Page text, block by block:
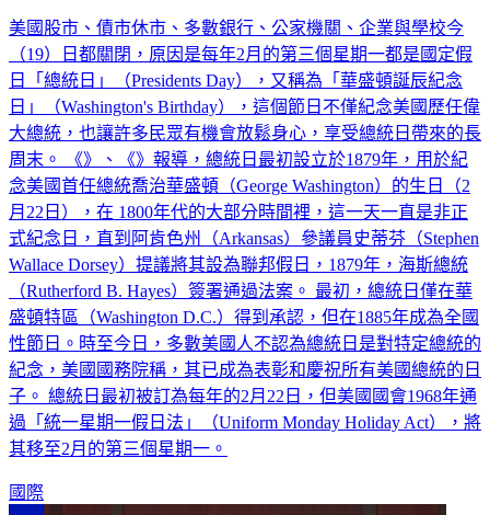
美國股市、債市休市、多數銀行、公家機關、企業與學校今
（19）日都關閉，原因是每年2月的第三個星期一都是國定假
日「總統日」（Presidents Day），又稱為「華盛頓誕辰紀念
日」（Washington's Birthday），這個節日不僅紀念美國歷任偉
大總統，也讓許多民眾有機會放鬆身心，享受總統日帶來的長
周末。 《》、《》報導，總統日最初設立於1879年，用於紀
念美國首任總統喬治華盛頓（George Washington）的生日（2
月22日），在 1800年代的大部分時間裡，這一天一直是非正
式紀念日，直到阿肯色州（Arkansas）參議員史蒂芬（Stephen
Wallace Dorsey）提議將其設為聯邦假日，1879年，海斯總統
（Rutherford B. Hayes）簽署通過法案。 最初，總統日僅在華
盛頓特區（Washington D.C.）得到承認，但在1885年成為全國
性節日。時至今日，多數美國人不認為總統日是對特定總統的
紀念，美國國務院稱，其已成為表彰和慶祝所有美國總統的日
子。 總統日最初被訂為每年的2月22日，但美國國會1968年通
過「統一星期一假日法」（Uniform Monday Holiday Act），將
其移至2月的第三個星期一。
國際